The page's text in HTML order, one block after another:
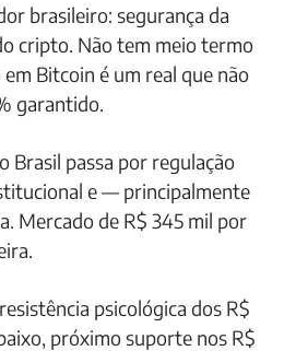
brasileiro: segurança da
cripto. Não tem meio termo
Bitcoin é um real que não
garantido.
Brasil passa por regulação
e — principalmente
Mercado de R$ 345 mil por
psicológica dos R$
próximo suporte nos R$